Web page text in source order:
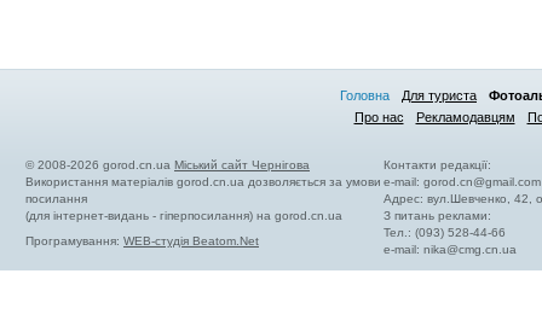
Головна Для туриста
Про нас
Рекламодавцям
© 2008-2026 gorod.cn.ua Міський сайт Чернігова
Використання матеріалів gorod.cn.ua дозволяється за умови
посилання
(для інтернет-видань - гіперпосилання) на gorod.cn.ua
Програмування: WEB-студія Beatom.Net
Контакти редакції:
e-mail:gorod.cn@gmail.com
Адрес: вул.Шевченко, 42,
З питань реклами:
Тел.: (093) 528-44-66
e-mail:nika@cmg.cn.ua